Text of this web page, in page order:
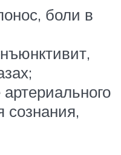
боли в
сознания,